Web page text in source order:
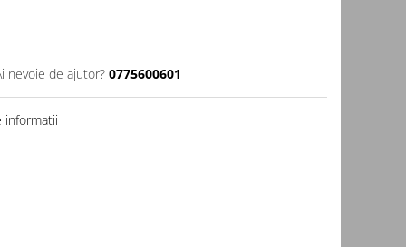
nevoie de ajutor? 0775600601
informatii